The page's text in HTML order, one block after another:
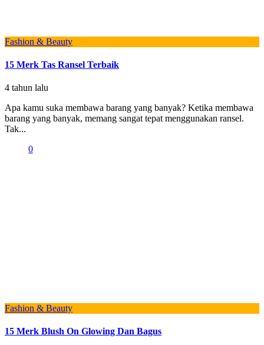
Fashion & Beauty
15 Merk Tas Ransel Terbaik
4 tahun lalu
Apa kamu suka membawa barang yang banyak? Ketika membawa
barang yang banyak, memang sangat tepat menggunakan ransel.
Tak...
0
Fashion & Beauty
15 Merk Blush On Glowing Dan Bagus